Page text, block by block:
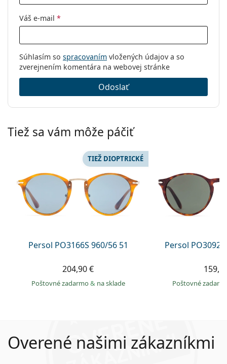
Váš e-mail *
Súhlasím so spracovaním vložených údajov a so
zverejnením komentára na webovej stránke
Odoslať
Tiež sa vám môže páčiť
Persol PO3166S 960/56 51
TIEŽ DIOPTRICKÉ
204,90 €
Poštovné zadarmo& na sklade
Persol
Poštovné
Overené našimi zákazníkmi